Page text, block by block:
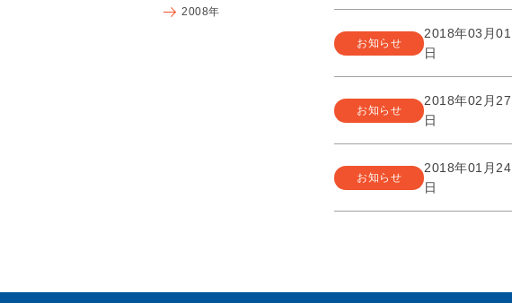
2008年
お知らせ
2018年03月01
日
お知らせ
2018年02月27
日
お知らせ
2018年01月24
日